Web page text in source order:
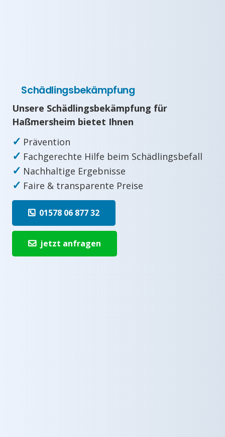
Schädlingsbekämpfung
Unsere Schädlingsbekämpfung für
Haßmersheim bietet Ihnen
✓ Prävention
✓ Fachgerechte Hilfe beim Schädlingsbefall
✓ Nachhaltige Ergebnisse
✓ Faire & transparente Preise
01578 06 877 32
jetzt anfragen